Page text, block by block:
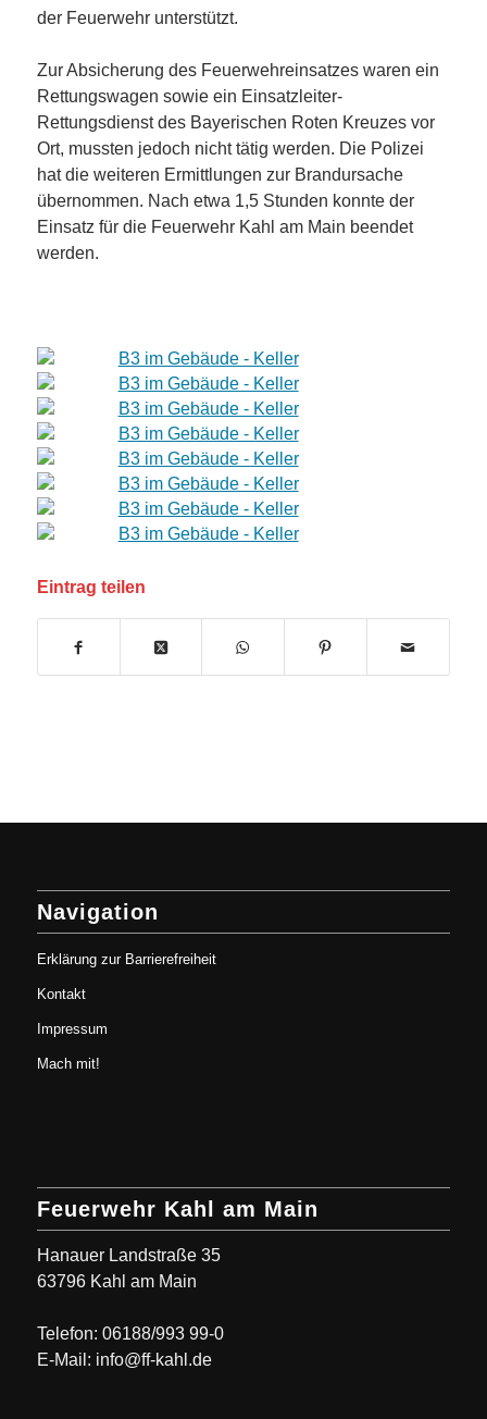
der Feuerwehr unterstützt.
Zur Absicherung des Feuerwehreinsatzes waren ein
Rettungswagen sowie ein Einsatzleiter-
Rettungsdienst des Bayerischen Roten Kreuzes vor
Ort, mussten jedoch nicht tätig werden. Die Polizei
hat die weiteren Ermittlungen zur Brandursache
übernommen. Nach etwa 1,5 Stunden konnte der
Einsatz für die Feuerwehr Kahl am Main beendet
werden.
Eintrag teilen
Navigation
Erklärung zur Barrierefreiheit
Kontakt
Impressum
Mach mit!
Feuerwehr Kahl am Main
Hanauer Landstraße 35
63796 Kahl am Main
Telefon: 06188/993 99-0
E-Mail: info@ff-kahl.de